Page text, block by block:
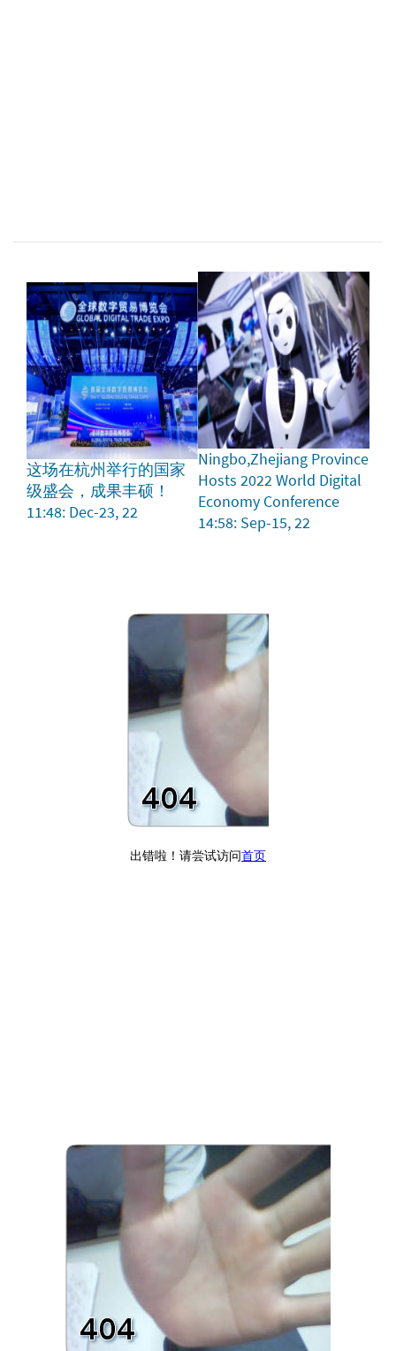
这场在杭州举行的国家
级盛会，成果丰硕！
11:48: Dec-23, 22
Ningbo,Zhejiang Province
Hosts 2022 World Digital
Economy Conference
14:58: Sep-15, 22